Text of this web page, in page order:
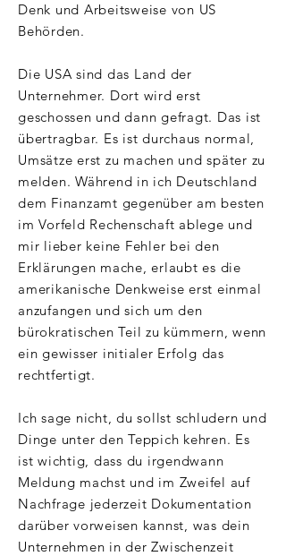
Denk und Arbeitsweise von US
Behörden.
Die USA sind das Land der
Unternehmer. Dort wird erst
geschossen und dann gefragt. Das ist
übertragbar. Es ist durchaus normal,
Umsätze erst zu machen und später zu
melden. Während in ich Deutschland
dem Finanzamt gegenüber am besten
im Vorfeld Rechenschaft ablege und
mir lieber keine Fehler bei den
Erklärungen mache, erlaubt es die
amerikanische Denkweise erst einmal
anzufangen und sich um den
bürokratischen Teil zu kümmern, wenn
ein gewisser initialer Erfolg das
rechtfertigt.
Ich sage nicht, du sollst schludern und
Dinge unter den Teppich kehren. Es
ist wichtig, dass du irgendwann
Meldung machst und im Zweifel auf
Nachfrage jederzeit Dokumentation
darüber vorweisen kannst, was dein
Unternehmen in der Zwischenzeit